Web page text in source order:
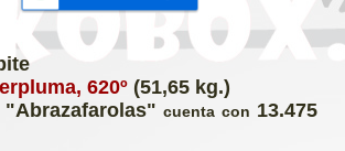
620º (51,65 kg.)
"Abrazafarolas" cuenta con 13.475